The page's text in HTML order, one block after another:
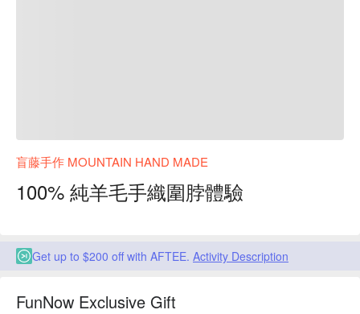
盲藤手作 MOUNTAIN HAND MADE
100% 純羊毛手織圍脖體驗
Get up to $200 off with AFTEE. Activity Description
FunNow Exclusive Gift